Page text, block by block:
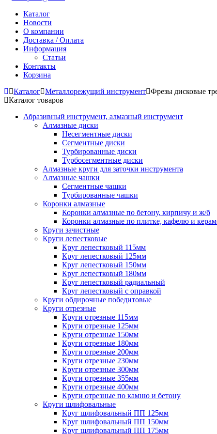
Каталог
Новости
О компании
Доставка / Оплата
Информация
Статьи
Контакты
Корзина
Каталог Металлорежущий инструмент Фрезы дисковые
Каталог товаров
Абразивный инструмент, алмазный инструмент
Алмазные диски
Несегментные диски
Сегментные диски
Турбированные диски
Турбосегментные диски
Алмазные круги для заточки инструмента
Алмазные чашки
Сегментные чашки
Турбированные чашки
Коронки алмазные
Коронки алмазные по бетону, кирпичу и ж/б
Коронки алмазные по плитке, кафелю и
Круги зачистные
Круги лепестковые
Круг лепестковый 115мм
Круг лепестковый 125мм
Круг лепестковый 150мм
Круг лепестковый 180мм
Круг лепестковый радиальный
Круг лепестковый с оправкой
Круги обдирочные победитовые
Круги отрезные
Круги отрезные 115мм
Круги отрезные 125мм
Круги отрезные 150мм
Круги отрезные 180мм
Круги отрезные 200мм
Круги отрезные 230мм
Круги отрезные 300мм
Круги отрезные 355мм
Круги отрезные 400мм
Круги отрезные по камню и бетону
Круги шлифовальные
Круг шлифовальный ПП 125мм
Круг шлифовальный ПП 150мм
Круг шлифовальный ПП 175мм